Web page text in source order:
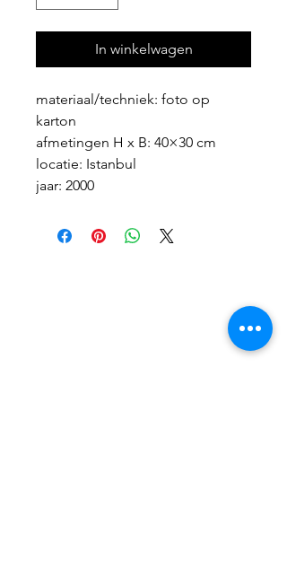
In winkelwagen
materiaal/techniek: foto op
karton
afmetingen H x B: 40×30 cm
locatie: Istanbul
jaar: 2000